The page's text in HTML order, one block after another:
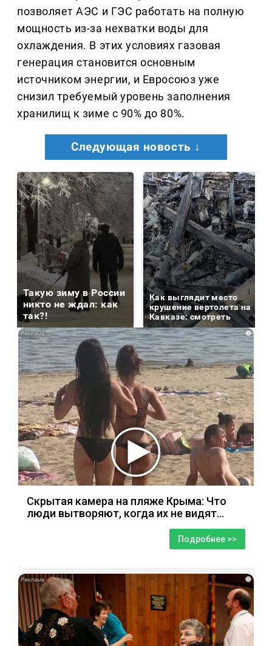
позволяет АЭС и ГЭС работать на полную
мощность из-за нехватки воды для
охлаждения. В этих условиях газовая
генерация становится основным
источником энергии, и Евросоюз уже
снизил требуемый уровень заполнения
хранилищ к зиме с 90% до 80%.
Следующая новость ↓
Такую зиму в России
никто не ждал: как
так?!
Как выглядит место
крушение вертолета на
Кавказе: смотреть
i
Скрытая камера на пляже Крыма: Что
люди вытворяют, когда их не видят...
Подробнее >>
i